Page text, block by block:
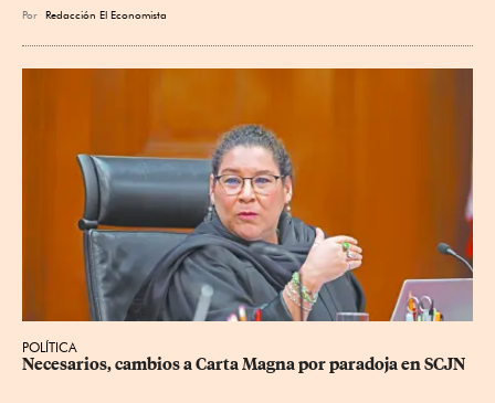
Por Redacción El Economista
POLÍTICA
Necesarios, cambios a Carta Magna por paradoja en SCJN